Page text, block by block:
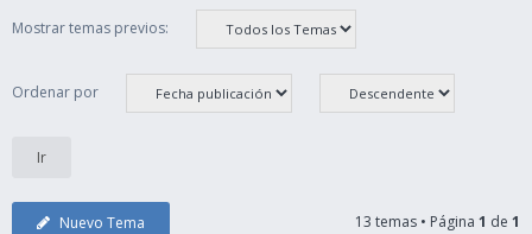
Mostrar temas previos:
Ordenar por
Nuevo Tema 13 temas • Página 1 de 1